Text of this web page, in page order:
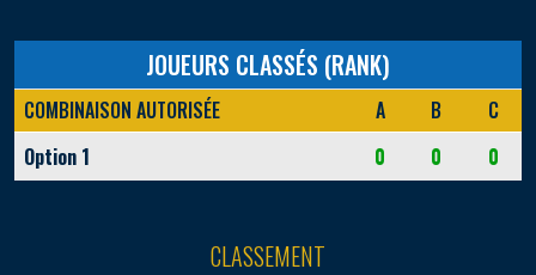
JOUEURS CLASSÉS (RANK)
COMBINAISON AUTORISÉE A B
C
Option 1
0 0 0
CLASSEMENT